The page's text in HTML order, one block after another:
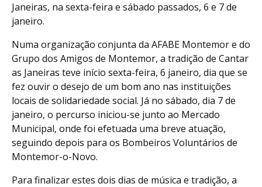
Janeiras, na sexta-feira e sábado passados, 6 e 7 de
janeiro.
Numa organização conjunta da AFABE Montemor e do
Grupo dos Amigos de Montemor, a tradição de Cantar
as Janeiras teve início sexta-feira, 6 janeiro, dia que se
fez ouvir o desejo de um bom ano nas instituições
locais de solidariedade social. Já no sábado, dia 7 de
janeiro, o percurso iniciou-se junto ao Mercado
Municipal, onde foi efetuada uma breve atuação,
seguindo depois para os Bombeiros Voluntários de
Montemor-o-Novo.
Para finalizar estes dois dias de música e tradição, a